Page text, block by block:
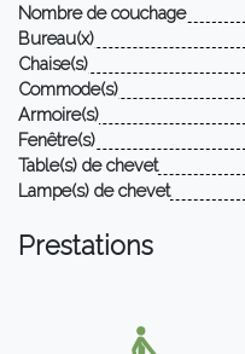
Nombre de couchage
Bureau(x)
Chaise(s)
Commode(s)
Armoire(s)
Fenêtre(s)
Table(s) de chevet
Lampe(s) de chevet
Prestations